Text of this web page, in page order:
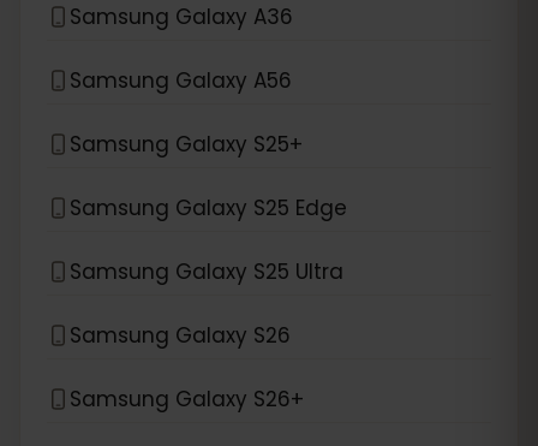
Samsung Galaxy A36
Samsung Galaxy A56
Samsung Galaxy S25+
Samsung Galaxy S25 Edge
Samsung Galaxy S25 Ultra
Samsung Galaxy S26
Samsung Galaxy S26+